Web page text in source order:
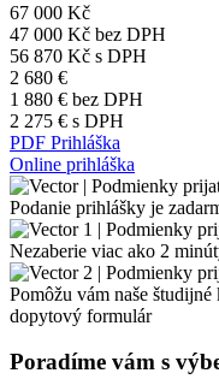
67 000 Kč
47 000 Kč bez DPH
56 870 Kč s DPH
2 680 €
1 880 € bez DPH
2 275 € s DPH
PDF Prihláška
Online prihláška
Podanie prihlášky je
Nezaberie viac ako 2
Pomôžu vám naše
dopytový formulár
Poradíme vám s